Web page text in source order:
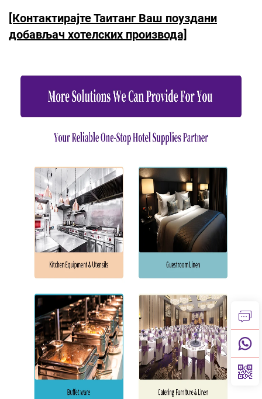
[Контактирајте Таитанг Ваш поуздани
добављач хотелских производа]